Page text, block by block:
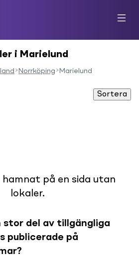
i Marielund
Norrköping Marielund
Sortera
hamnat på en sida utan
lokaler.
del av tillgängliga
publicerade på